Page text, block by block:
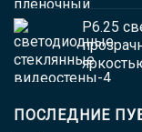
P6.25
ПОСЛЕДНИЕ